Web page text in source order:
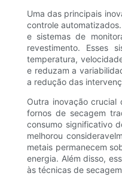
Uma das principais
controle
e sistemas de
revestimento. Esses
temperatura,
e reduzam a
a redução das
Outra inovação crucial
fornos de secagem
consumo significativo
melhorou
metais permanecem
energia. Além disso,
às técnicas de